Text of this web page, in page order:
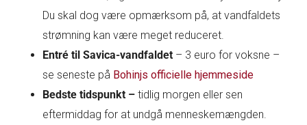
Du skal dog være opmærksom på, at vandfaldets
strømning kan være meget reduceret.
Entré til Savica-vandfaldet – 3 euro for voksne –
se seneste på Bohinjs officielle hjemmeside
Bedste tidspunkt –tidlig morgen eller sen
eftermiddag for at undgå menneskemængden.